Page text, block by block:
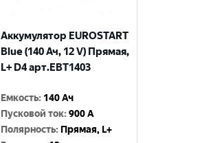
Аккумулятор EUROSTART
Blue (140 Ач, 12 V) Прямая,
L+ D4 арт.EBT1403
Емкость: 140 Ач
Пусковой ток:900 A
Полярность: Прямая, L+